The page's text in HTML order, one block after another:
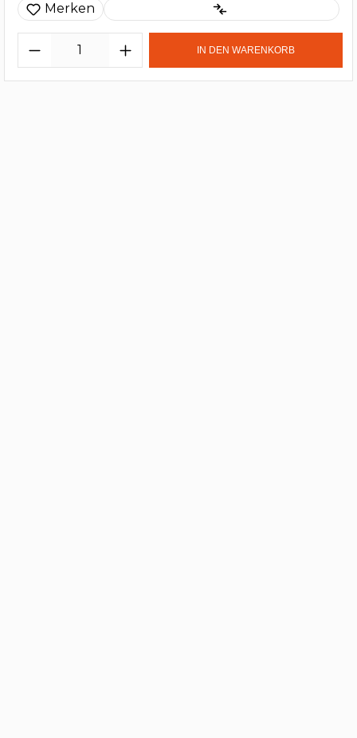
Merken
IN DEN WARENKORB